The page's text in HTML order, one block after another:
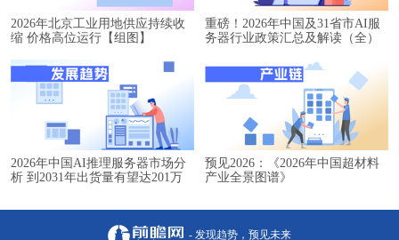
2026年北京工业用地供应持续收
缩 价格高位运行【组图】
重磅！2026年中国及31省市AI服
务器行业政策汇总及解读（全）
2026年中国AI推理服务器市场分
析 到2031年出货量有望达201万
预见2026：《2026年中国超材料
产业全景图谱》
- 发现趋势，预见未来